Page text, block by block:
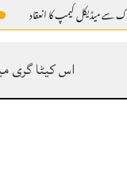
میڈیکل کیمپ کا انعقاد
اس کیٹا گری